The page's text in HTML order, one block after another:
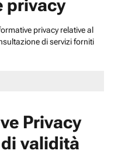
privacy
privacy relative al
di servizi forniti
Privacy
validità